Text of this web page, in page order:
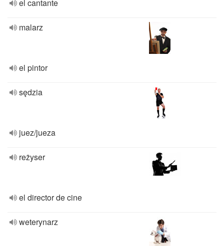
el cantante
malarz
el pintor
sędzia
juez/jueza
reżyser
el director de cine
weterynarz